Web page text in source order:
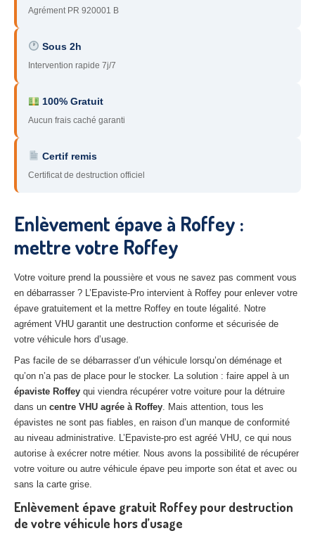
94– Val-de-Marne
95 – Val d’Oise
– Essonne
89 – Yonne
51 – Marne
– Eure-et-Loir
27– Eure
– Aube
02– Aisne
Tousles secteurs
CENTRE VHU AGRÉE
Centreagréé VHU Paris 75 : casse auto avec destruction
agréé VHU 77 : casse auto avec destruction
Centreagréé VHU 78 : casse auto avec destruction
Centreagréé VHU 91 : casse auto avec destruction
agréé VHU 92 : casse auto avec destruction
Centreagréé VHU 93 : casse auto avec destruction
Agrément PR 920001 B
Sous 2h
Intervention rapide 7j/7
100% Gratuit
Aucun frais caché garanti
Certif remis
Certificat de destruction officiel
Enlèvement épave à Roffey :
mettre votre Roffey
Votre voiture prend la poussière et vous ne savez pas comment vous
en débarrasser ? L’Epaviste-Pro intervient à Roffey pour enlever votre
épave gratuitement et la mettre Roffey en toute légalité. Notre
agrément VHU garantit une destruction conforme et sécurisée de
votre véhicule hors d’usage.
Pas facile de se débarrasser d’un véhicule lorsqu’on déménage et
qu’on n’a pas de place pour le stocker. La solution : faire appel à un
épaviste Roffey qui viendra récupérer votre voiture pour la détruire
dans un centre VHU agrée à Roffey. Mais attention, tous les
épavistes ne sont pas fiables, en raison d’un manque de conformité
au niveau administrative. L’Epaviste-pro est agréé VHU, ce qui nous
autorise à exécrer notre métier. Nous avons la possibilité de récupérer
votre voiture ou autre véhicule épave peu importe son état et avec ou
sans la carte grise.
Enlèvement épave gratuit Roffey pour destruction
de votre véhicule hors d’usage